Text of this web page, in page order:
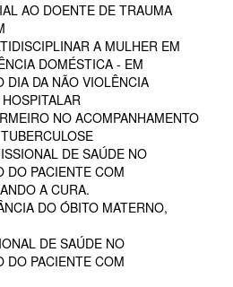
AO DOENTE DE TRAUMA
A MULHER EM
DOMÉSTICA - EM
DIA DA NÃO VIOLÊNCIA
NO ACOMPANHAMENTO
DE SAÚDE NO
DO PACIENTE COM
A CURA.
DO ÓBITO MATERNO,
DE SAÚDE NO
DO PACIENTE COM